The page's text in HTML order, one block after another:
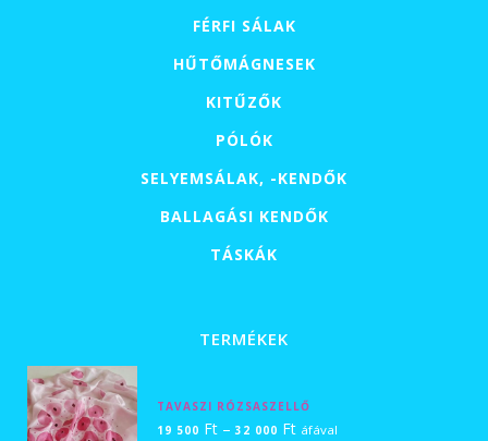
FÉRFI SÁLAK
HŰTŐMÁGNESEK
KITŰZŐK
PÓLÓK
SELYEMSÁLAK, -KENDŐK
BALLAGÁSI KENDŐK
TÁSKÁK
TERMÉKEK
TAVASZI RÓZSASZELLŐ
19 500 Ft – 32 000 FtÁrtartomány:
áfával